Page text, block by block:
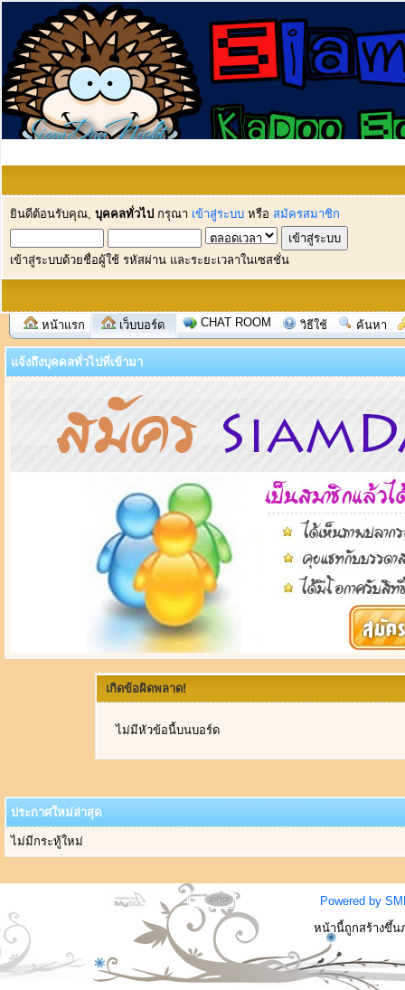
ยินดีต้อนรับคุณ, บุคคลทั่วไป กรุณา เข้าสู่ระบบ หรือ สมัครสมาชิก
เข้าสู่ระบบด้วยชื่อผู้ใช้ รหัสผ่าน และระยะเวลาในเซสชั่น
หน้าแรก เว็บบอร์ด CHAT ROOM วิธีใช้ ค้นหา
แจ้งถึงบุคคลทั่วไปที่เข้ามา
เกิดข้อผิดพลาด!
ไม่มีหัวข้อนี้บนบอร์ด
ประกาศใหม่ล่าสุด
ไม่มีกระทู้ใหม่
Powered by
หน้านี้ถูกสร้างขึ้น